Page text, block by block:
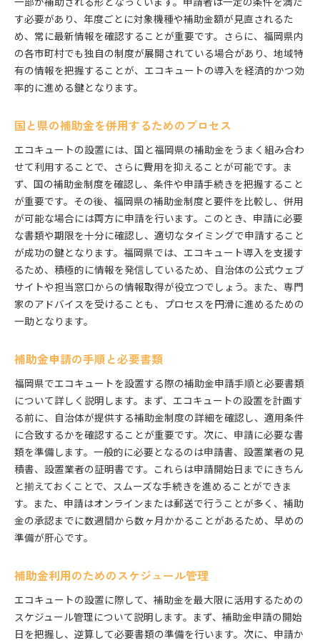
す必要があり、年度ごとに対象機種や補助金額が見直されるた
め、常に最新情報を確認することが重要です。さらに、福岡県内
の各市町村でも独自の制度が展開されている場合があり、地域特
有の情報を把握することが、エコキュートの導入を経済的かつ効
率的に進める鍵となります。
国と県の補助金を併用するためのプロセス
エコキュートの設置には、国と福岡県の補助金をうまく組み合わ
せて利用することで、さらに費用を抑えることが可能です。ま
ず、国の補助金制度を確認し、条件や申請手続きを把握すること
が重要です。その後、福岡県の補助金制度と要件を比較し、併用
が可能な場合には両方に申請を行います。このとき、申請に必要
な書類や期限を十分に確認し、適切なタイミングで申請すること
が成功の鍵となります。福岡県では、エコキュート導入を支援す
るため、積極的に情報を発信しているため、自治体の公式ウェブ
サイトや担当窓口からの情報取得が役立つでしょう。また、専門
家のアドバイスを受けることも、プロセスを円滑に進めるための
一助となります。
補助金申請の手順と必要書類
福岡県でエコキュートを設置する際の補助金申請手順と必要書類
について詳しく説明します。まず、エコキュートの設置を計画す
る前に、自治体が提供する補助金制度の詳細を確認し、適用条件
に合致するかを確認することが重要です。次に、申請に必要な書
類を準備します。一般的に必要となるのは申請書、設置業者の見
積書、設置業者の証明書です。これらは申請開始日までにきちん
と揃えておくことで、スムーズな手続きを進めることができま
す。また、申請はオンラインまたは郵送で行うことが多く、補助
金の承認までに数週間から数ヶ月かかることがあるため、早めの
準備が肝心です。
補助金利用のためのスケジュール管理
エコキュートの設置に際して、補助金を最大限に活用するための
スケジュール管理について説明します。まず、補助金申請の開始
日を把握し、逆算して必要書類の準備を行います。次に、申請か